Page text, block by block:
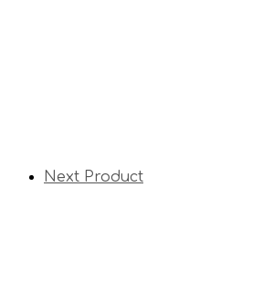
Next Product